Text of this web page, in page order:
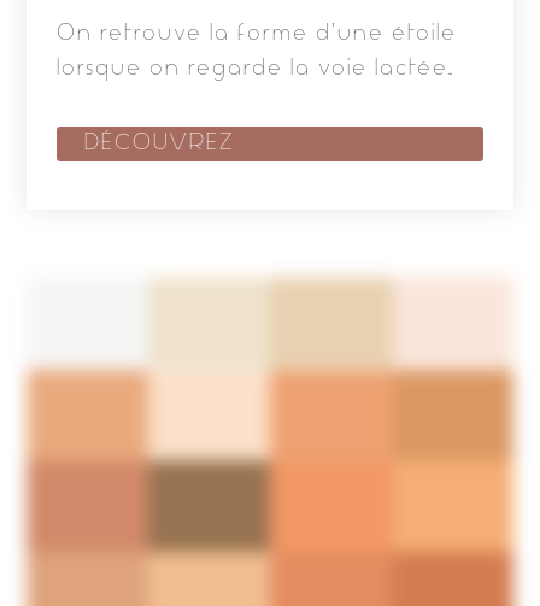
On retrouve la forme d’une étoile
lorsque on regarde la voie lactée…
DÉCOUVREZ